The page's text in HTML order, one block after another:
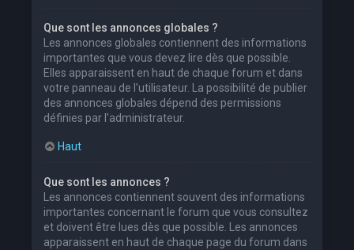
Que sont les annonces globales ?
Les annonces globales contiennent des informations
importantes que vous devez lire dès que possible.
Elles apparaissent en haut de chaque forum et dans
votre panneau de l’utilisateur. La possibilité de publier
des annonces globales dépend des permissions
définies par l’administrateur.
Haut
Que sont les annonces ?
Les annonces contiennent souvent des informations
importantes concernant le forum que vous consultez
et doivent être lues dès que possible. Les annonces
apparaissent en haut de chaque page du forum dans